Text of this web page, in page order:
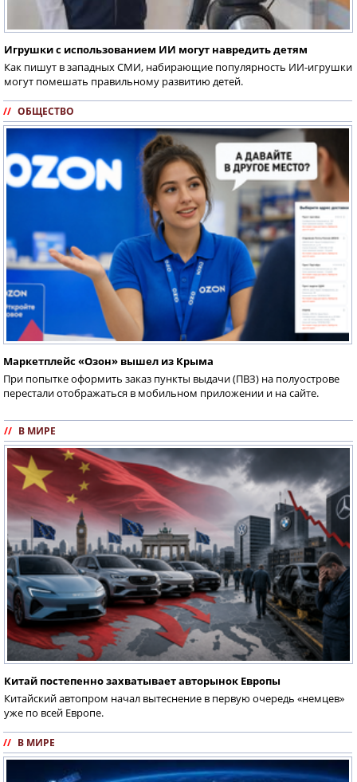
Игрушки с использованием ИИ могут навредить детям
Как пишут в западных СМИ, набирающие популярность ИИ-игрушки
могут помешать правильному развитию детей.
// ОБЩЕСТВО
Маркетплейс «Озон» вышел из Крыма
При попытке оформить заказ пункты выдачи (ПВЗ) на полуострове
перестали отображаться в мобильном приложении и на сайте.
// В МИРЕ
Китай постепенно захватывает авторынок Европы
Китайский автопром начал вытеснение в первую очередь «немцев»
уже по всей Европе.
// В МИРЕ